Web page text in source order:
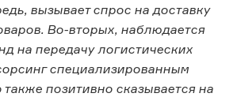
вызывает спрос на доставку
Во-вторых, наблюдается
на передачу логистических
специализированным
позитивно сказывается на